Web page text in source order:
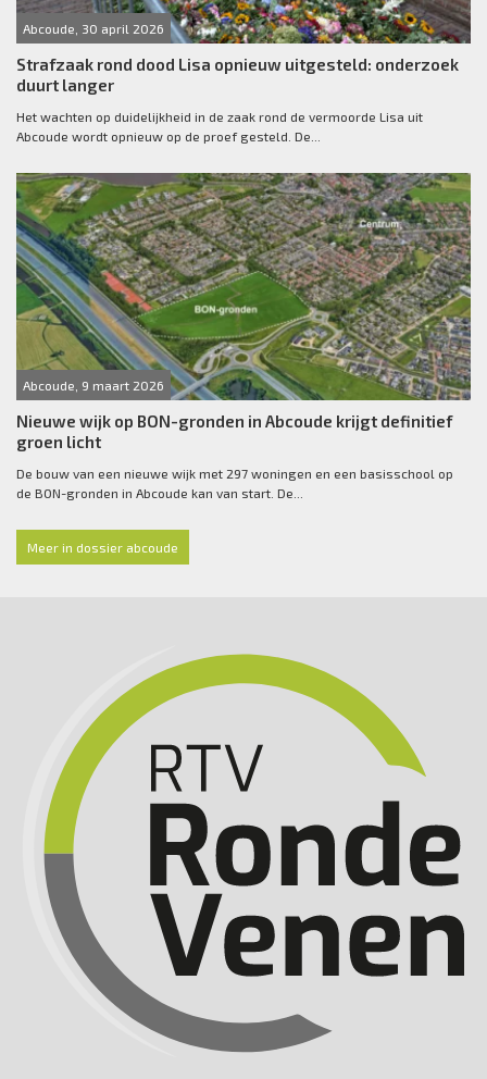
Abcoude, 30 april 2026
Strafzaak rond dood Lisa opnieuw uitgesteld: onderzoek
duurt langer
Het wachten op duidelijkheid in de zaak rond de vermoorde Lisa uit
Abcoude wordt opnieuw op de proef gesteld. De...
Abcoude, 9 maart 2026
Nieuwe wijk op BON-gronden in Abcoude krijgt definitief
groen licht
De bouw van een nieuwe wijk met 297 woningen en een basisschool op
de BON-gronden in Abcoude kan van start. De...
Meer in dossier abcoude